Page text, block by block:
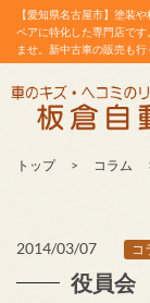
【愛知県名古屋市】塗装
ペアに特化した専門店で
ませ。新中古車の販売も
トップ コラム
2014/03/07 コ
役員会